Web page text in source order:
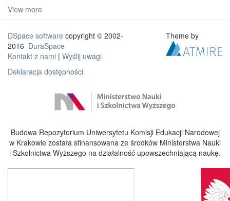
View more
DSpace software copyright © 2002-
2016 DuraSpace
Kontakt z nami | Wyślij uwagi
Deklaracja dostępności
Theme by
Budowa Repozytorium Uniwersytetu Komisji Edukacji Narodowej
w Krakowie została sfinansowana ze środków Ministerstwa Nauki
i Szkolnictwa Wyższego na działalność upowszechniającą naukę.